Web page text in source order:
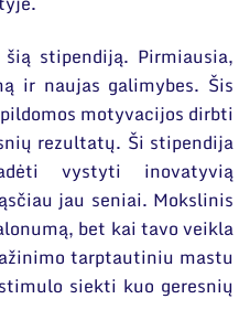
stipendiją. Pirmiausia,
ir naujas galimybes. Šis
motyvacijos dirbti
rezultatų. Ši stipendija
vystyti inovatyvią
jau seniai. Mokslinis
bet kai tavo veikla
tarptautiniu mastu
siekti kuo geresnių